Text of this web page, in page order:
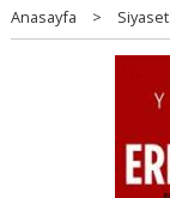
Anasayfa > Siyaset